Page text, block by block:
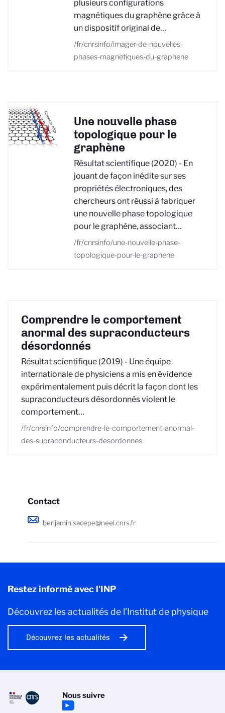
plusieurs configurations
magnétiques du graphène grâce à
un dispositif original de…
/fr/cnrsinfo/imager-de-nouvelles-
phases-magnetiques-du-graphene
Une nouvelle phase
topologique pour le
graphène
Résultat scientifique (2020) - En
jouant de façon inédite sur ses
propriétés électroniques, des
chercheurs ont réussi à fabriquer
une nouvelle phase topologique
pour le graphène, associant…
/fr/cnrsinfo/une-nouvelle-phase-
topologique-pour-le-graphene
Comprendre le comportement
anormal des supraconducteurs
désordonnés
Résultat scientifique (2019) - Une équipe
internationale de physiciens a mis en évidence
expérimentalement puis décrit la façon dont les
supraconducteurs désordonnés violent le
comportement…
/fr/cnrsinfo/comprendre-le-comportement-anormal-
des-supraconducteurs-desordonnes
Contact
benjamin.sacepe@neel.cnrs.fr
Restez informé avec l'INP
Découvrez les actualités de l’Institut de physique
Découvrez les actualités
Nous suivre